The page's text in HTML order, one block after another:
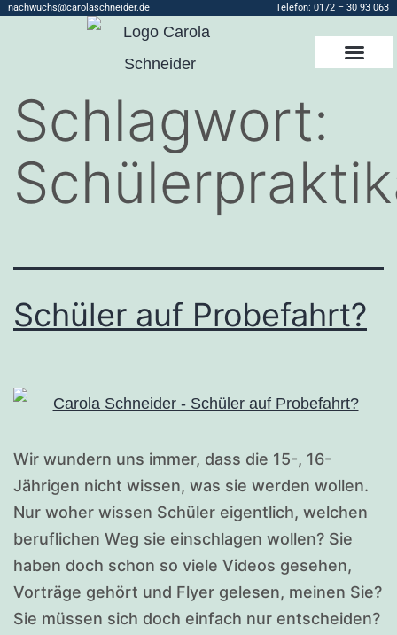
nachwuchs@carolaschneider.de Telefon:0172 – 30 93 063
Schlagwort:
Schüler auf Probefahrt?
Wir wundern uns immer, dass die 15-, 16-
Jährigen nicht wissen, was sie werden wollen.
Nur woher wissen Schüler eigentlich, welchen
beruflichen Weg sie einschlagen wollen? Sie
haben doch schon so viele Videos gesehen,
Vorträge gehört und Flyer gelesen, meinen Sie?
Sie müssen sich doch einfach nur entscheiden?